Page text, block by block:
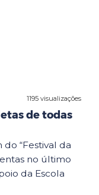
1195 visualizações
de todas
“Festival da
no último
da Escola